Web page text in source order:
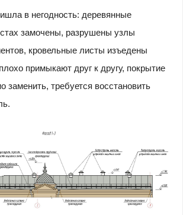
в негодность: деревянные
замочены, разрушены узлы
кровельные листы изъедены
примыкают друг к другу, покрытие
заменить, требуется восстановить